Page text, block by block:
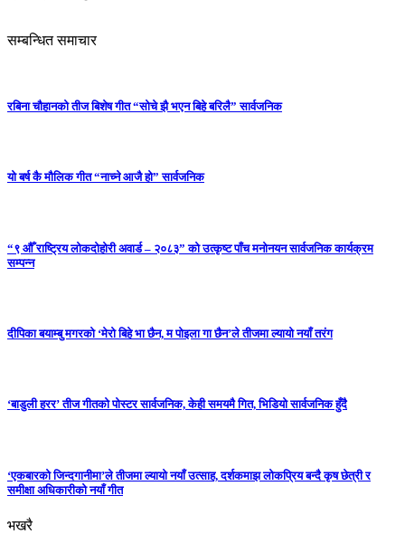
सम्बन्धित समाचार
रबिना चौहानको तीज बिशेष गीत “सोचे झै भएन बिहे बरिलै” सार्वजनिक
यो बर्ष कै मौलिक गीत “नाच्ने आजै हो” सार्वजनिक
“९ औँ राष्ट्रिय लोकदोहोरी अवार्ड – २०८३” को उत्कृष्ट पाँच मनोनयन सार्वजनिक कार्यक्रम
सम्पन्न
दीपिका बयाम्बु मगरको ‘मेरो बिहे भा छैन, म पोइला गा छैन’ले तीजमा ल्यायो नयाँ तरंग
‘बाडुली हरर’ तीज गीतको पोस्टर सार्वजनिक, केही समयमै गित, भिडियो सार्वजनिक हुँदै
‘एकबारको जिन्दगानीमा’ले तीजमा ल्यायो नयाँ उत्साह, दर्शकमाझ लोकप्रिय बन्दै कृष छेत्री र
समीक्षा अधिकारीको नयाँ गीत
भखरै